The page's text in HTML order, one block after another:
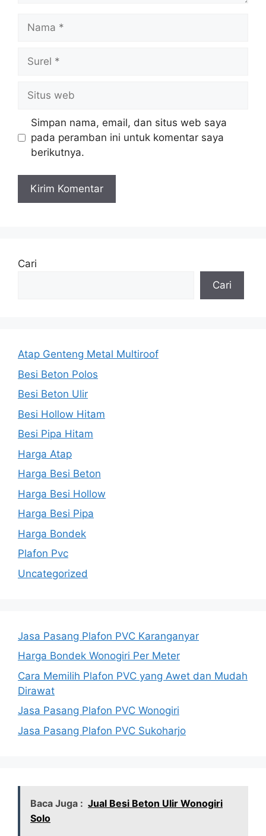
web
Simpan nama, email, dan situs web saya
pada peramban ini untuk komentar saya
berikutnya.
Cari
Cari
Atap Genteng Metal Multiroof
Besi Beton Polos
Besi Beton Ulir
Besi Hollow Hitam
Besi Pipa Hitam
Harga Atap
Harga Besi Beton
Harga Besi Hollow
Harga Besi Pipa
Harga Bondek
Plafon Pvc
Uncategorized
Jasa Pasang Plafon PVC Karanganyar
Harga Bondek Wonogiri Per Meter
Cara Memilih Plafon PVC yang Awet dan Mudah
Dirawat
Jasa Pasang Plafon PVC Wonogiri
Jasa Pasang Plafon PVC Sukoharjo
Baca Juga : Jual Besi Beton Ulir Wonogiri
Solo